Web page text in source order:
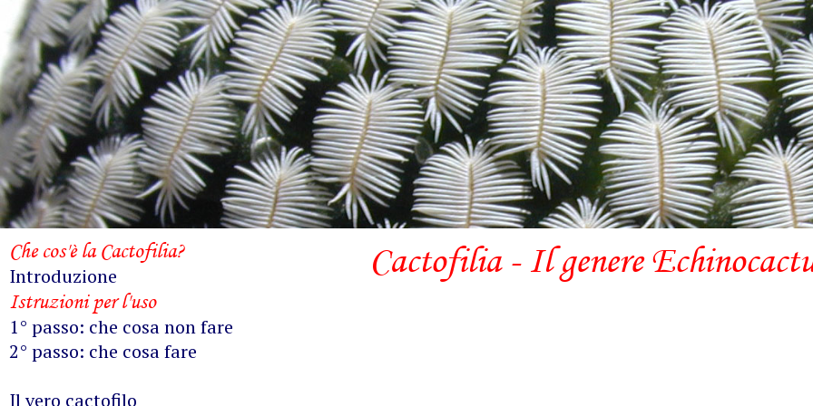
Cactofilia - Il genere
Che cos'è la Cactofilia?
Introduzione
Istruzioni per l'uso
1° passo: che cosa non fare
2° passo: che cosa fare
Il vero cactofilo